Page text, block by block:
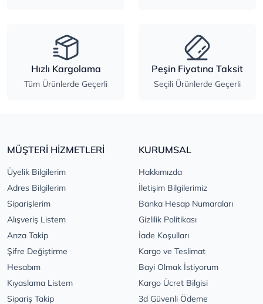
Hızlı Kargolama
Tüm Ürünlerde Geçerli
Peşin Fiyatına Taksit
Seçili Ürünlerde Geçerli
MÜŞTERİ HİZMETLERİ
Üyelik Bilgilerim
Adres Bilgilerim
Siparişlerim
Alışveriş Listem
Arıza Takip
Şifre Değiştirme
Hesabım
Kıyaslama Listem
Sipariş Takip
KURUMSAL
Hakkımızda
İletişim Bilgilerimiz
Banka Hesap Numaraları
Gizlilik Politikası
İade Koşulları
Kargo ve Teslimat
Bayi Olmak İstiyorum
Kargo Ücret Bilgisi
3d Güvenli Ödeme